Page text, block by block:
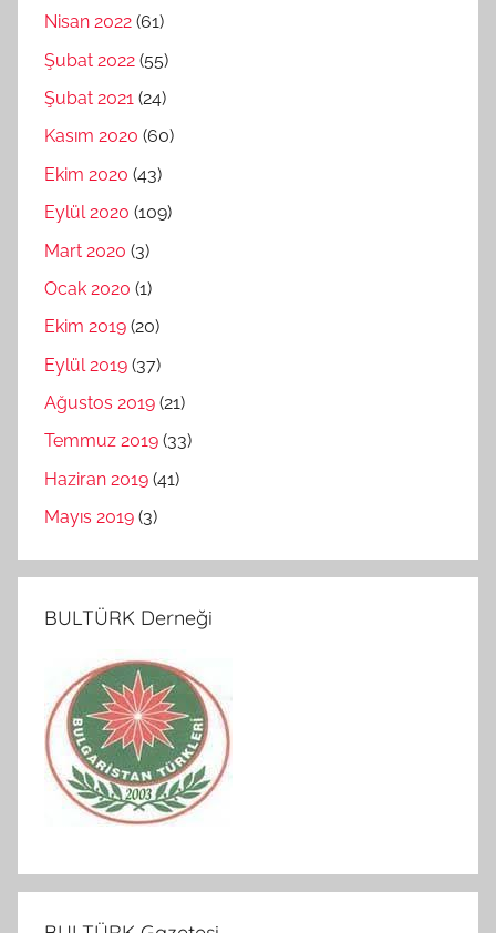
Nisan 2022 (61)
Şubat 2022 (55)
Şubat 2021 (24)
Kasım 2020 (60)
Ekim 2020 (43)
Eylül 2020 (109)
Mart 2020 (3)
Ocak 2020 (1)
Ekim 2019 (20)
Eylül 2019 (37)
Ağustos 2019 (21)
Temmuz 2019 (33)
Haziran 2019 (41)
Mayıs 2019 (3)
BULTÜRK Derneği